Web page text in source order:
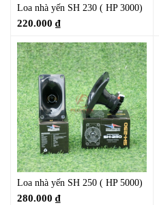
Loa nhà yến SH 230 ( HP 3000)
220.000 ₫
Loa nhà yến SH 250 ( HP 5000)
280.000 ₫